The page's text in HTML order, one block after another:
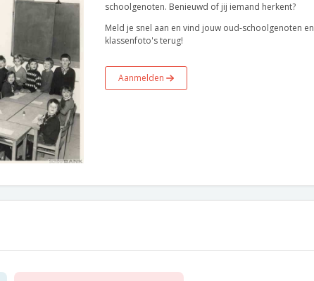
schoolgenoten. Benieuwd of jij iemand herkent?
Meld je snel aan en vind jouw oud-schoolgenoten en
klassenfoto's terug!
Aanmelden